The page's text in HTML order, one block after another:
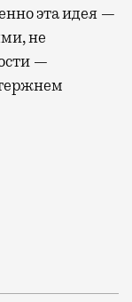
эта идея —
не
—
выходят за